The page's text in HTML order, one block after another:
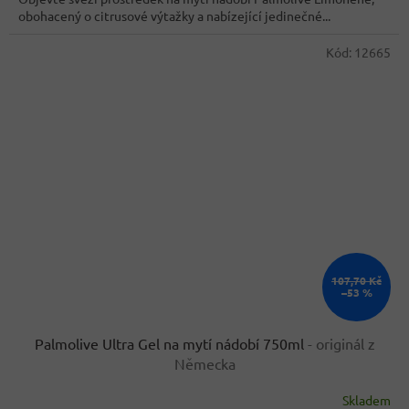
hvězdiček.
obohacený o citrusové výtažky a nabízející jedinečné...
107,70 Kč
–53 %
Palmolive Ultra Gel na mytí nádobí 750ml - originál z
Německa
Skladem
Kód: 12665